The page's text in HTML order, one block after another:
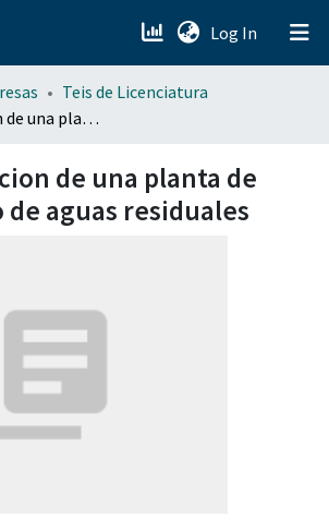
Log In (current)
Teis de Licenciatura
Automatizacion de una planta de tratamiento de aguas residuales
de una planta de
aguas residuales